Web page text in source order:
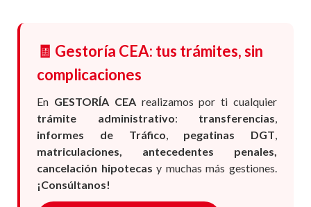
🧾 Gestoría CEA: tus trámites, sin
complicaciones
En GESTORÍA CEArealizamos por ti cualquier
trámite administrativo: transferencias,
informes de Tráfico, pegatinas DGT,
matriculaciones, antecedentes penales,
cancelación hipotecas y muchas más gestiones.
¡Consúltanos!